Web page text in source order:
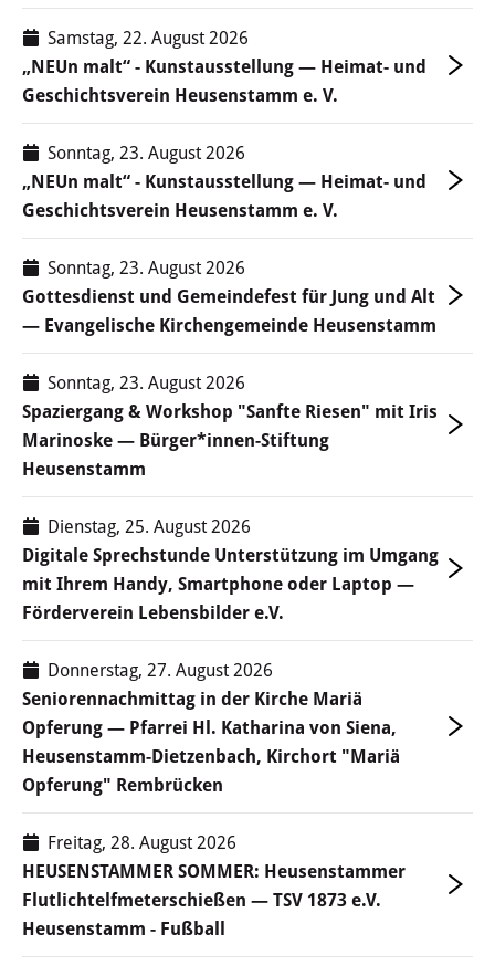
Samstag, 22. August 2026
„NEUn malt“ - Kunstausstellung — Heimat- und
Geschichtsverein Heusenstamm e. V.
Sonntag, 23. August 2026
„NEUn malt“ - Kunstausstellung — Heimat- und
Geschichtsverein Heusenstamm e. V.
Sonntag, 23. August 2026
Gottesdienst und Gemeindefest für Jung und Alt
— Evangelische Kirchengemeinde Heusenstamm
Sonntag, 23. August 2026
Spaziergang & Workshop "Sanfte Riesen" mit Iris
Marinoske — Bürger*innen-Stiftung
Heusenstamm
Dienstag, 25. August 2026
Digitale Sprechstunde Unterstützung im Umgang
mit Ihrem Handy, Smartphone oder Laptop —
Förderverein Lebensbilder e.V.
Donnerstag, 27. August 2026
Seniorennachmittag in der Kirche Mariä
Opferung — Pfarrei Hl. Katharina von Siena,
Heusenstamm-Dietzenbach, Kirchort "Mariä
Opferung" Rembrücken
Freitag, 28. August 2026
HEUSENSTAMMER SOMMER: Heusenstammer
Flutlichtelfmeterschießen — TSV 1873 e.V.
Heusenstamm - Fußball
Kirchen & Religion
Sicherheit & Ordnung
Ärzte & Gesundheit
Verkehr, Bauen und Wohnen
In Heusenstamm wird gebaut
Verkehr & Mobilität
Rund ums Bauen
Wohnen
Umwelt & Energie
Bürgerinformation Klimaschutz
Bürgerinformation Klimaschutz
Klimaschutzkonzept
Natur & Umwelt
Stadtradeln
Stadtradeln Heusenstamm